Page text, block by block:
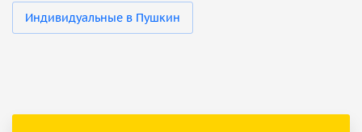
Индивидуальные в Пушкин